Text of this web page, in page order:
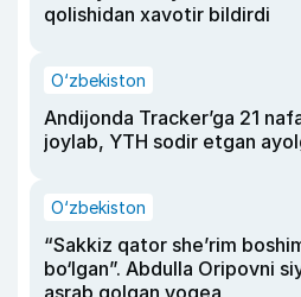
qolishidan xavotir bildirdi
O‘zbekiston
Andijonda Tracker’ga 21
joylab, YTH sodir etgan
O‘zbekiston
“Sakkiz qator she’rim
bo‘lgan”. Abdulla Oripovni
asrab qolgan voqea